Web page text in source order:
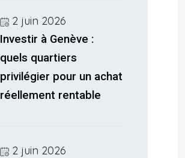
2 juin 2026
Investir à Genève :
quels quartiers
privilégier pour un achat
réellement rentable
2 juin 2026